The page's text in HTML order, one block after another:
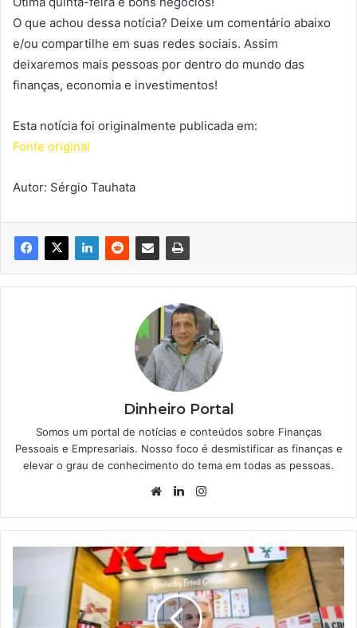
O que achou dessa notícia? Deixe um comentário abaixo
e/ou compartilhe em suas redes sociais. Assim
deixaremos mais pessoas por dentro do mundo das
finanças, economia e investimentos!
Esta notícia foi originalmente publicada em:
Fonte original
Autor: Sérgio Tauhata
Dinheiro Portal
Somos um portal de notícias e conteúdos sobre Finanças
Pessoais e Empresariais. Nosso foco é desmistificar as finanças e
elevar o grau de conhecimento do tema em todas as pessoas.
WebsiteLinkedin